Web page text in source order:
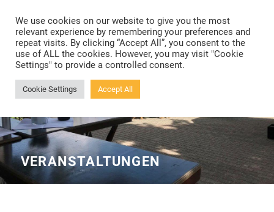
Toggle
navigation
VERANSTALTUNGEN
We use cookies on our website to give you the most
relevant experience by remembering your preferences and
repeat visits. By clicking “Accept All”, you consent to the
use of ALL the cookies. However, you may visit "Cookie
Settings" to provide a controlled consent.
Cookie Settings Accept All